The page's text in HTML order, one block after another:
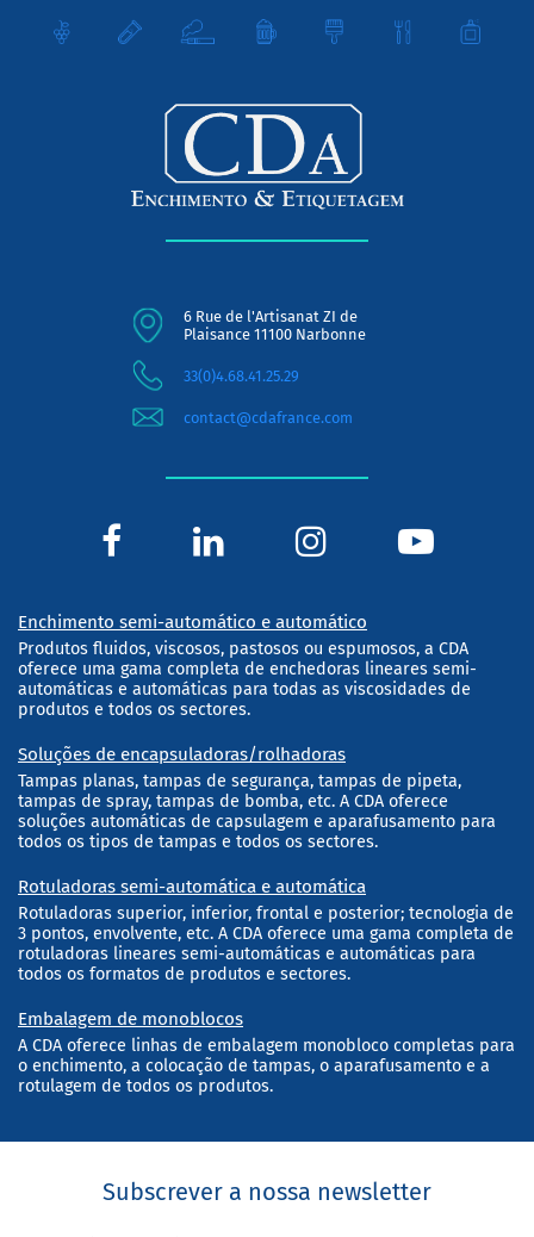
6 Rue de l'Artisanat ZI de
Plaisance 11100 Narbonne
33(0)4.68.41.25.29
contact@cdafrance.com
Enchimento semi-automático e automático
Produtos fluidos, viscosos, pastosos ou espumosos, a CDA
oferece uma gama completa de enchedoras lineares semi-
automáticas e automáticas para todas as viscosidades de
produtos e todos os sectores.
Soluções de encapsuladoras/rolhadoras
Tampas planas, tampas de segurança, tampas de pipeta,
tampas de spray, tampas de bomba, etc. A CDA oferece
soluções automáticas de capsulagem e aparafusamento para
todos os tipos de tampas e todos os sectores.
Rotuladoras semi-automática e automática
Rotuladoras superior, inferior, frontal e posterior; tecnologia de
3 pontos, envolvente, etc. A CDA oferece uma gama completa de
rotuladoras lineares semi-automáticas e automáticas para
todos os formatos de produtos e sectores.
Embalagem de monoblocos
A CDA oferece linhas de embalagem monobloco completas para
o enchimento, a colocação de tampas, o aparafusamento e a
rotulagem de todos os produtos.
Subscrever a nossa newsletter